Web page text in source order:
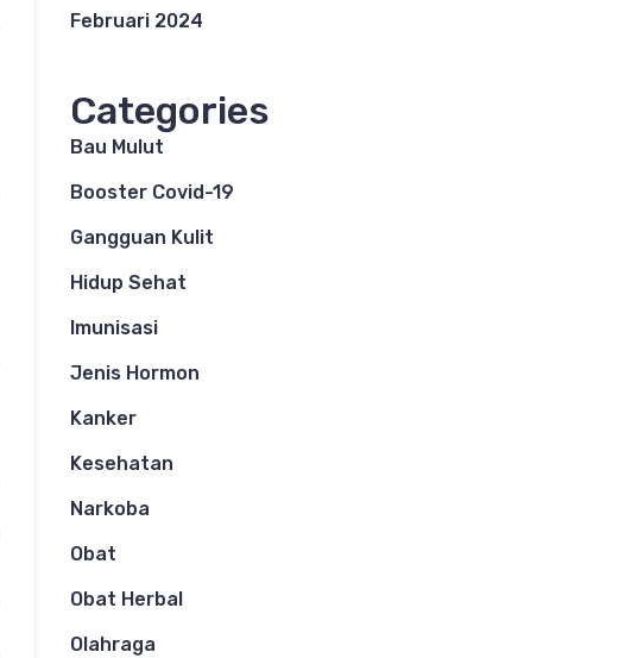
Februari 2024
Categories
Bau Mulut
Booster Covid-19
Gangguan Kulit
Hidup Sehat
Imunisasi
Jenis Hormon
Kanker
Kesehatan
Narkoba
Obat
Obat Herbal
Olahraga